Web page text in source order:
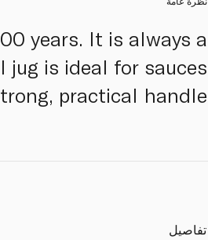
years. It is always a
jug is ideal for sauces
practical handle.
تفاصيل